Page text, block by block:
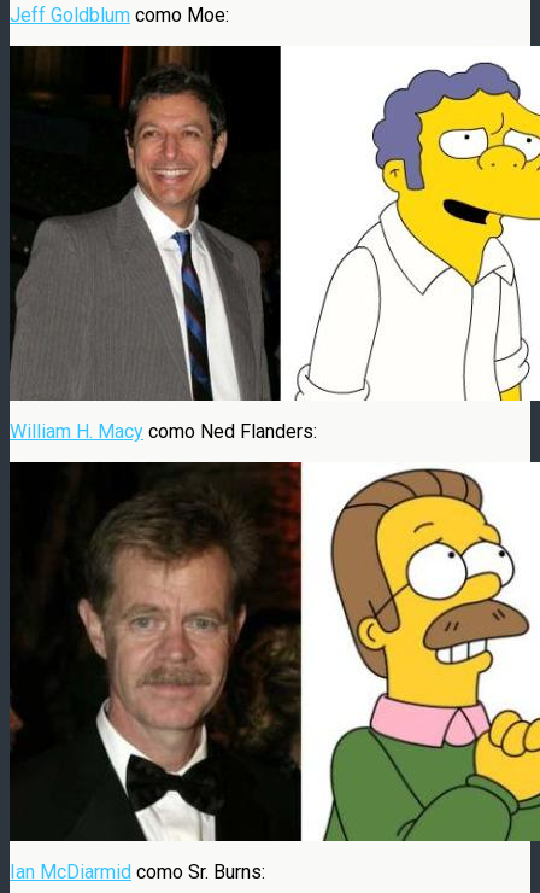
Jeff Goldblum como Moe:
William H. Macy como Ned Flanders:
Ian McDiarmid como Sr. Burns: